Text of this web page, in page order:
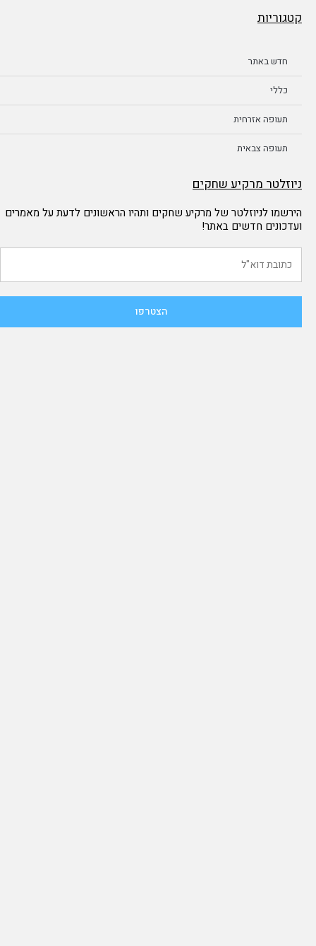
קטגוריות
חדש באתר
כללי
תעופה אזרחית
תעופה צבאית
ניוזלטר מרקיע שחקים
הירשמו לניוזלטר של מרקיע שחקים ותהיו הראשונים לדעת על מאמרים
ועדכונים חדשים באתר!